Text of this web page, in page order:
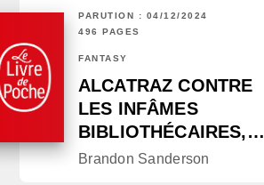
PARUTION : 04/12/2024
496 PAGES
FANTASY
ALCATRAZ CONTRE
LES INFÂMES
BIBLIOTHÉCAIRES,…
Brandon Sanderson